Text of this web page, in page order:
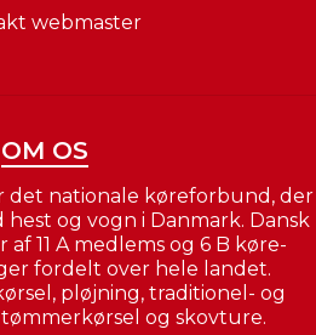
webmaster
OM OS
det nationale køreforbund, der
og vogn i Danmark. Dansk
11 A medlems og 6 B køre-
fordelt over hele landet.
pløjning, traditionel- og
og skovture.